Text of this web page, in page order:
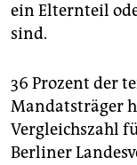
ein Elternteil
sind.
36 Prozent der
Mandatsträger
Vergleichszahl
Berliner